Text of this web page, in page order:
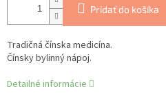
Pridať do košíka
Tradičná čínska medicína.
Čínsky bylinný nápoj.
Detailné informácie